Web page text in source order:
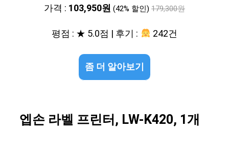
가격 : 103,950원 (42% 할인) 179,300원
평점 : ★ 5.0점 | 후기 : 242건
좀 더 알아보기
엡손 라벨 프린터, LW-K420, 1개